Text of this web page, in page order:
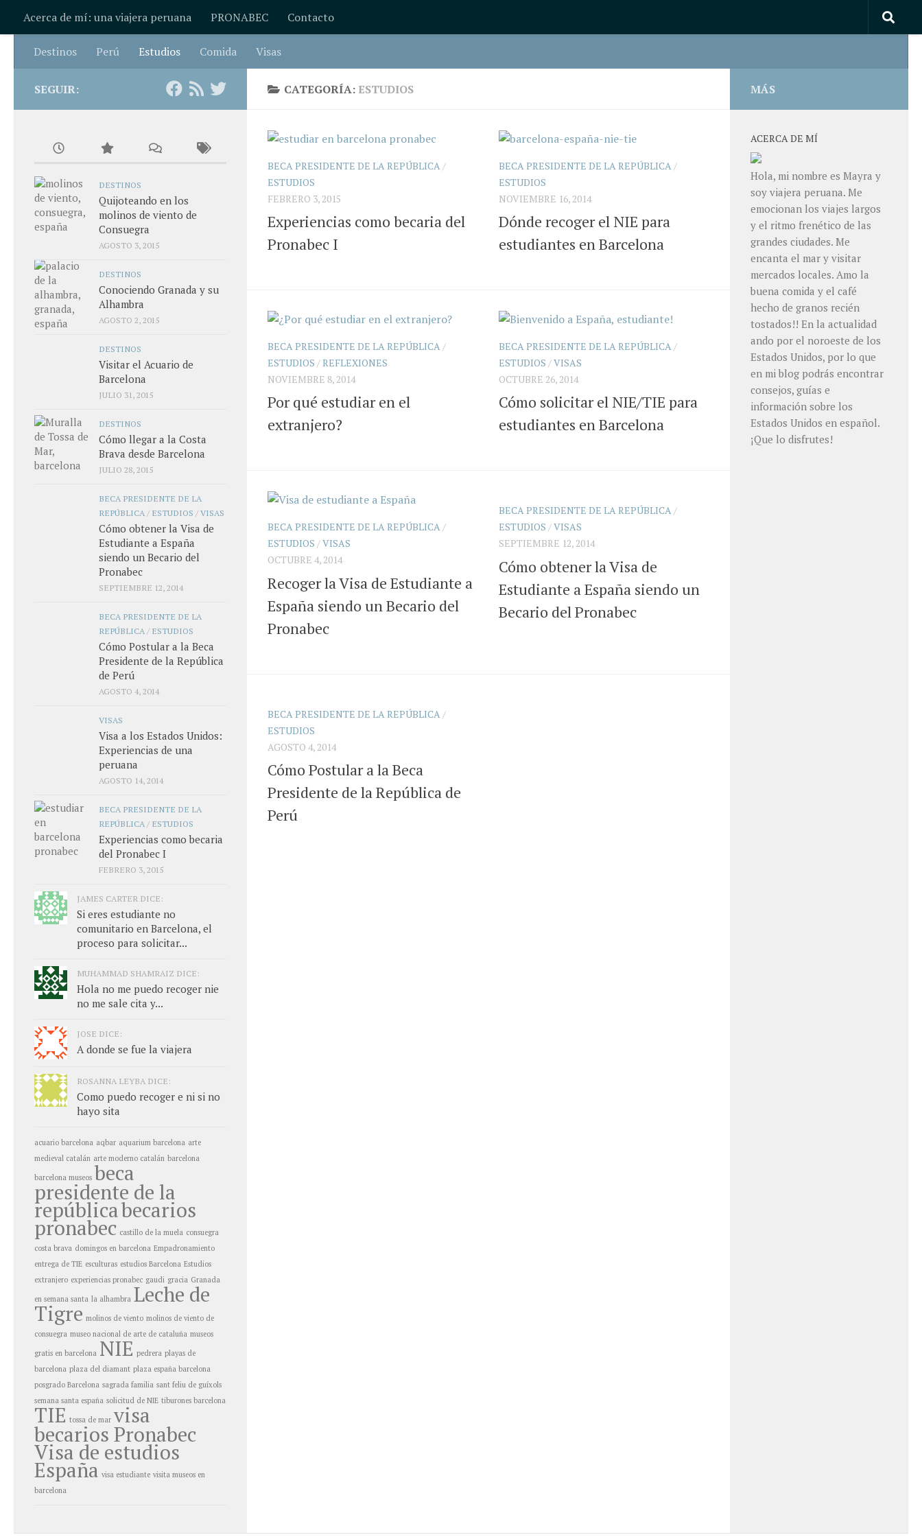
Saltar al contenido
Acerca de mí: una viajera peruana PRONABEC Contacto
Destinos Perú Estudios Comida Visas
CATEGORÍA: ESTUDIOS
BECA PRESIDENTE DE LA REPÚBLICA/
ESTUDIOS
FEBRERO 3, 2015
Experiencias como becaria del
Pronabec I
BECA PRESIDENTE DE LA REPÚBLICA/
ESTUDIOS
NOVIEMBRE 16, 2014
Dónde recoger el NIE para
estudiantes en Barcelona
BECA PRESIDENTE DE LA REPÚBLICA/
ESTUDIOS /REFLEXIONES
NOVIEMBRE 8, 2014
Por qué estudiar en el
extranjero?
BECA PRESIDENTE DE LA REPÚBLICA/
ESTUDIOS /VISAS
OCTUBRE 26, 2014
Cómo solicitar el NIE/TIE para
estudiantes en Barcelona
BECA PRESIDENTE DE LA REPÚBLICA/
ESTUDIOS /VISAS
OCTUBRE 4, 2014
Recoger la Visa de Estudiante a
España siendo un Becario del
Pronabec
BECA PRESIDENTE DE LA REPÚBLICA/
ESTUDIOS /VISAS
SEPTIEMBRE 12, 2014
Cómo obtener la Visa de
Estudiante a España siendo un
Becario del Pronabec
BECA PRESIDENTE DE LA REPÚBLICA /
ESTUDIOS
AGOSTO 4, 2014
Cómo Postular a la Beca
Presidente de la República de
Perú
SEGUIR:
DESTINOS
Quijoteando en los
molinos de viento de
Consuegra
AGOSTO 3, 2015
DESTINOS
Conociendo Granada y su
Alhambra
AGOSTO 2, 2015
DESTINOS
Visitar el Acuario de
Barcelona
JULIO 31, 2015
DESTINOS
Cómo llegar a la Costa
Brava desde Barcelona
JULIO 28, 2015
BECA PRESIDENTE DE LA
REPÚBLICA / ESTUDIOS /VISAS
Cómo obtener la Visa de
Estudiante a España
siendo un Becario del
Pronabec
SEPTIEMBRE 12, 2014
BECA PRESIDENTE DE LA
REPÚBLICA / ESTUDIOS
Cómo Postular a la Beca
Presidente de la República
de Perú
AGOSTO 4, 2014
VISAS
Visa a los Estados Unidos:
Experiencias de una
peruana
AGOSTO 14, 2014
BECA PRESIDENTE DE LA
REPÚBLICA / ESTUDIOS
Experiencias como becaria
del Pronabec I
FEBRERO 3, 2015
JAMES CARTER DICE:
Si eres estudiante no
comunitario en Barcelona, el
proceso para solicitar...
MUHAMMAD SHAMRAIZ DICE:
Hola no me puedo recoger nie
no me sale cita y...
JOSE DICE:
A donde se fue la viajera
ROSANNA LEYBA DICE:
Como puedo recoger e ni si no
hayo sita
acuario barcelona aqbar aquarium barcelona arte
medieval catalán arte moderno catalán barcelona
barcelona museos beca
presidente de la
repúblicabecarios
pronabec castillo de la muela consuegra
costa brava domingos en barcelona Empadronamiento
entrega de TIE esculturas estudios Barcelona Estudios
extranjero experiencias pronabec gaudi gracia Granada
en semana santa la alhambra Leche de
Tigre molinos de viento molinos de viento de
consuegra museo nacional de arte de cataluña museos
gratis en barcelona NIE pedrera playas de
barcelona plaza del diamant plaza españa barcelona
posgrado Barcelona sagrada familia sant feliu de guíxols
semana santa españa solicitud de NIE tiburones barcelona
TIE tossa de mar visa
becarios Pronabec
Visa de estudios
España visa estudiante visita museos en
barcelona
MÁS
ACERCA DE MÍ
Hola, mi nombre es Mayra y
soy viajera peruana. Me
emocionan los viajes largos
y el ritmo frenético de las
grandes ciudades. Me
encanta el mar y visitar
mercados locales. Amo la
buena comida y el café
hecho de granos recién
tostados!! En la actualidad
ando por el noroeste de los
Estados Unidos, por lo que
en mi blog podrás encontrar
consejos, guías e
información sobre los
Estados Unidos en español.
¡Que lo disfrutes!